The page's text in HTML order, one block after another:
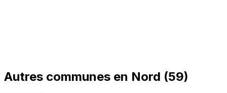
Autres communes en Nord (59)